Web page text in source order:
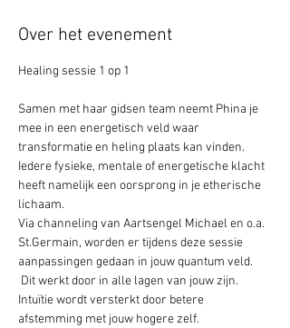
Over het evenement
Healing sessie 1 op 1
Samen met haar gidsen team neemt Phina je
mee in een energetisch veld waar
transformatie en heling plaats kan vinden.
Iedere fysieke, mentale of energetische klacht
heeft namelijk een oorsprong in je etherische
lichaam.
Via channeling van Aartsengel Michael en o.a.
St.Germain, worden er tijdens deze sessie
aanpassingen gedaan in jouw quantum veld.
Intuïtie wordt versterkt door betere
afstemming met jouw hogere zelf.